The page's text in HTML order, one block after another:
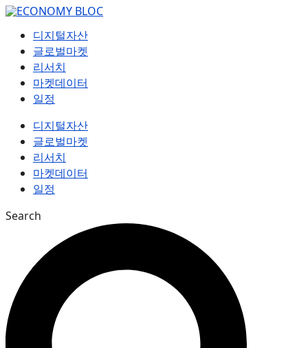
컨
디지털자산
글로벌마켓
리서치
마켓데이터
일정
디지털자산
글로벌마켓
리서치
마켓데이터
일정
Search